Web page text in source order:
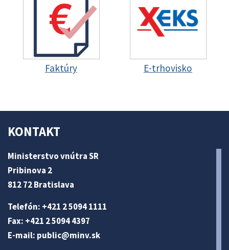
Faktúry E-trhovisko
KONTAKT
Ministerstvo vnútra SR
Pribinova 2
812 72 Bratislava
Telefón: +421 2 5094 1111
Fax: +421 2 5094 4397
E-mail: public@minv.sk